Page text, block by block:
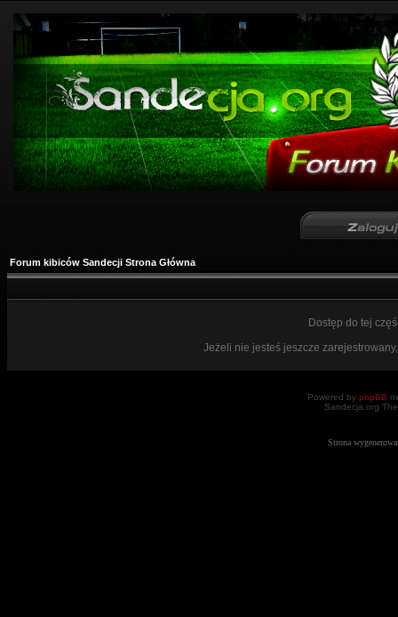
Forum kibiców Sandecji Strona Główna
Dostęp do tej
Jeżeli nie jesteś jeszcze
Powered by phpBB
Sandecja.org
Strona